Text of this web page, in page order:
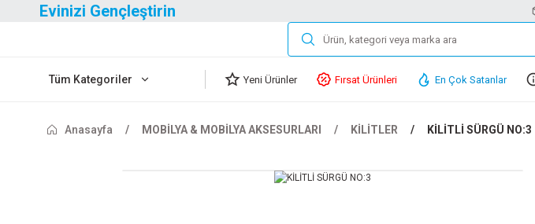
Evinizi Gençleştirin
Tüm Kategoriler Yeni Ürünler Fırsat Ürünleri En Çok Satanlar
Anasayfa MOBİLYA & MOBİLYA AKSESURLARI KİLİTLER KİLİTLİ SÜRGÜ NO:3